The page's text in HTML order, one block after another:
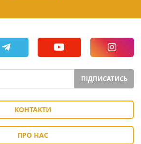
ПІДПИСАТИСЬ
КОНТАКТИ
ПРО НАС